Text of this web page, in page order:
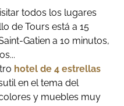
todos los lugares
de Tours está a 15
Gatien a 10 minutos,
hotel de 4 estrellas
en el tema del
y muebles muy